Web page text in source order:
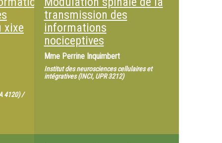
xixe
4120) /
transmission des
informations
nociceptives
Mme Perrine Inquimbert
Institut des neurosciences cellulaires et
intégratives (INCI, UPR 3212)